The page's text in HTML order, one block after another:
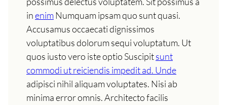
inenimNumquam ipsam quo sunt quasi.
Accusamus occaecati dignissimos
voluptatibus dolorum sequi voluptatum. Ut
quos iusto vero iste optio Suscipitsunt
commodi ut reiciendis impedit ad. Unde
adipisci nihil aliquam voluptates. Nisi ab
minima error omnis. Architecto facilis